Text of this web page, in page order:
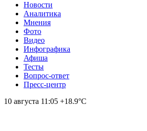
Новости
Аналитика
Мнения
Фото
Видео
Инфографика
Афиша
Тесты
Вопрос-ответ
Пресс-центр
10 августа 11:05 +18.9°С